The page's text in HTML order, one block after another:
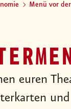
Menü vor
euren